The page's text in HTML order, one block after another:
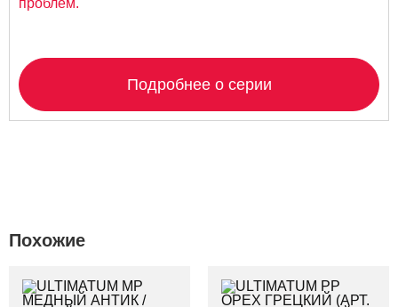
проблем.
Подробнее о серии
Похожие